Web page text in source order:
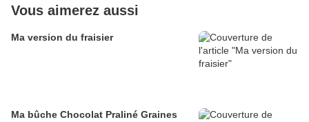
Vous aimerez aussi
Ma version du fraisier
Ma bûche Chocolat Praliné Graines